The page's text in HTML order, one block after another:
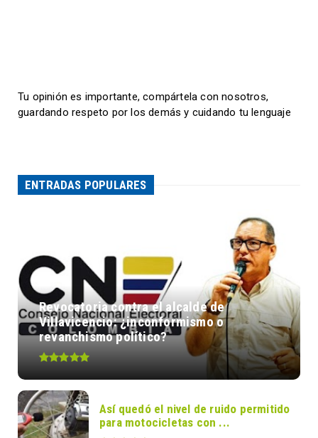
Tu opinión es importante, compártela con nosotros,
guardando respeto por los demás y cuidando tu lenguaje
ENTRADAS POPULARES
Revocatoria contra el alcalde de
Villavicencio: ¿inconformismo o
revanchismo político?
Así quedó el nivel de ruido permitido
para motocicletas con ...